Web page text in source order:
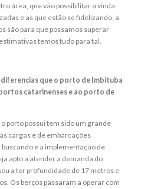
área, que vão possibilitar a vinda
e as que estão se fidelizando, a
são para que possamos superar
temos tudo para tal.
diferencias que o porto de Imbituba
catarinenses e ao porto de
porto possui tem sido um grande
cargas e de embarcações
é a implementação de
apto a atender a demanda do
a ter profundidade de 17 metros e
Os berços passaram a operar com